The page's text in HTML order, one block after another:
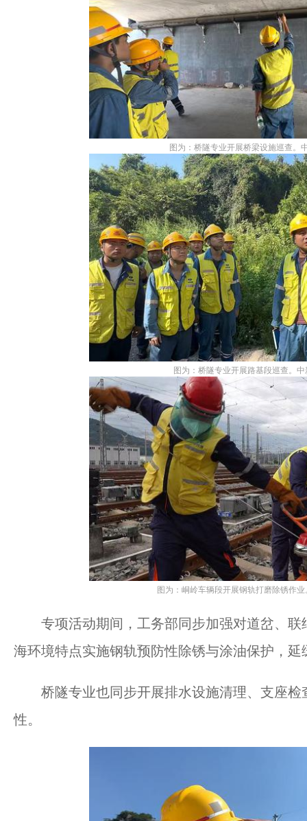
图为：桥隧专业开展桥梁设施巡查。
图为：桥隧专业开展路基段巡查。
图为：峒岭车辆段开展钢轨打磨除锈作
专项活动期间，工务部同步加强对道岔、联
海环境特点实施钢轨预防性除锈与涂油保护，
桥隧专业也同步开展排水设施清理、支座检
性。